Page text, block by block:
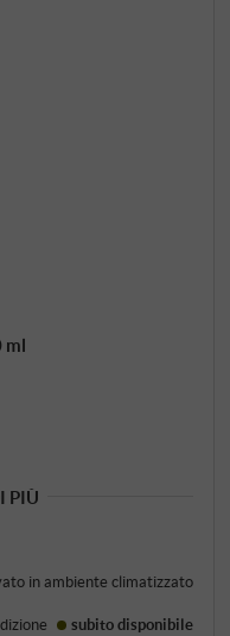
ml
PIÙ
in ambiente climatizzato
subito disponibile